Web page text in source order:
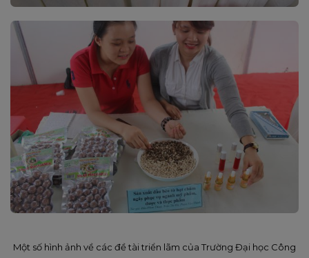
Một số hình ảnh về các đề tài triển lãm của Trường Đại học Công